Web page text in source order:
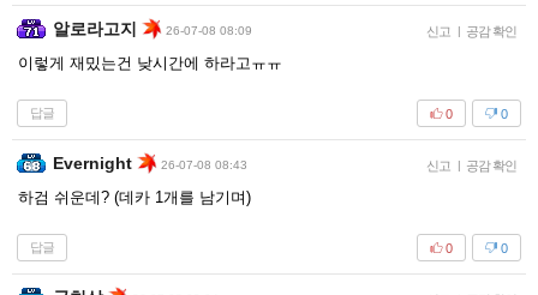
알로라고지 26-07-08 08:09 신고 | 공감 확인
이렇게 재밌는건 낮시간에 하라고ㅠㅠ
답글 0
0
Evernight 26-07-08 08:43 신고 | 공감 확인
하검 쉬운데? (데카 1개를 남기며)
답글 0
0